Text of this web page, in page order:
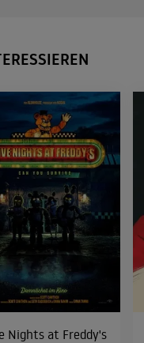
Nights at Freddy's